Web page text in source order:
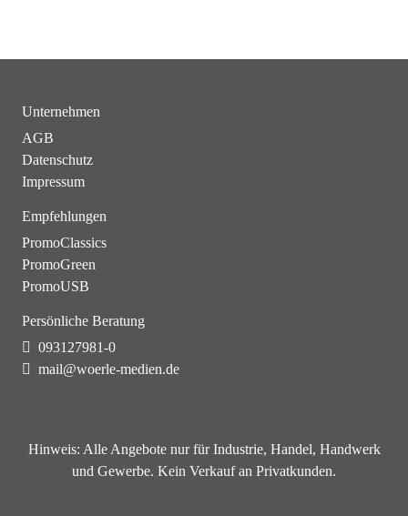
Unternehmen
AGB
Datenschutz
Impressum
Empfehlungen
PromoClassics
PromoGreen
PromoUSB
Persönliche Beratung
093127981-0
mail@woerle-medien.de
Hinweis: Alle Angebote nur für Industrie, Handel, Handwerk
und Gewerbe. Kein Verkauf an Privatkunden.